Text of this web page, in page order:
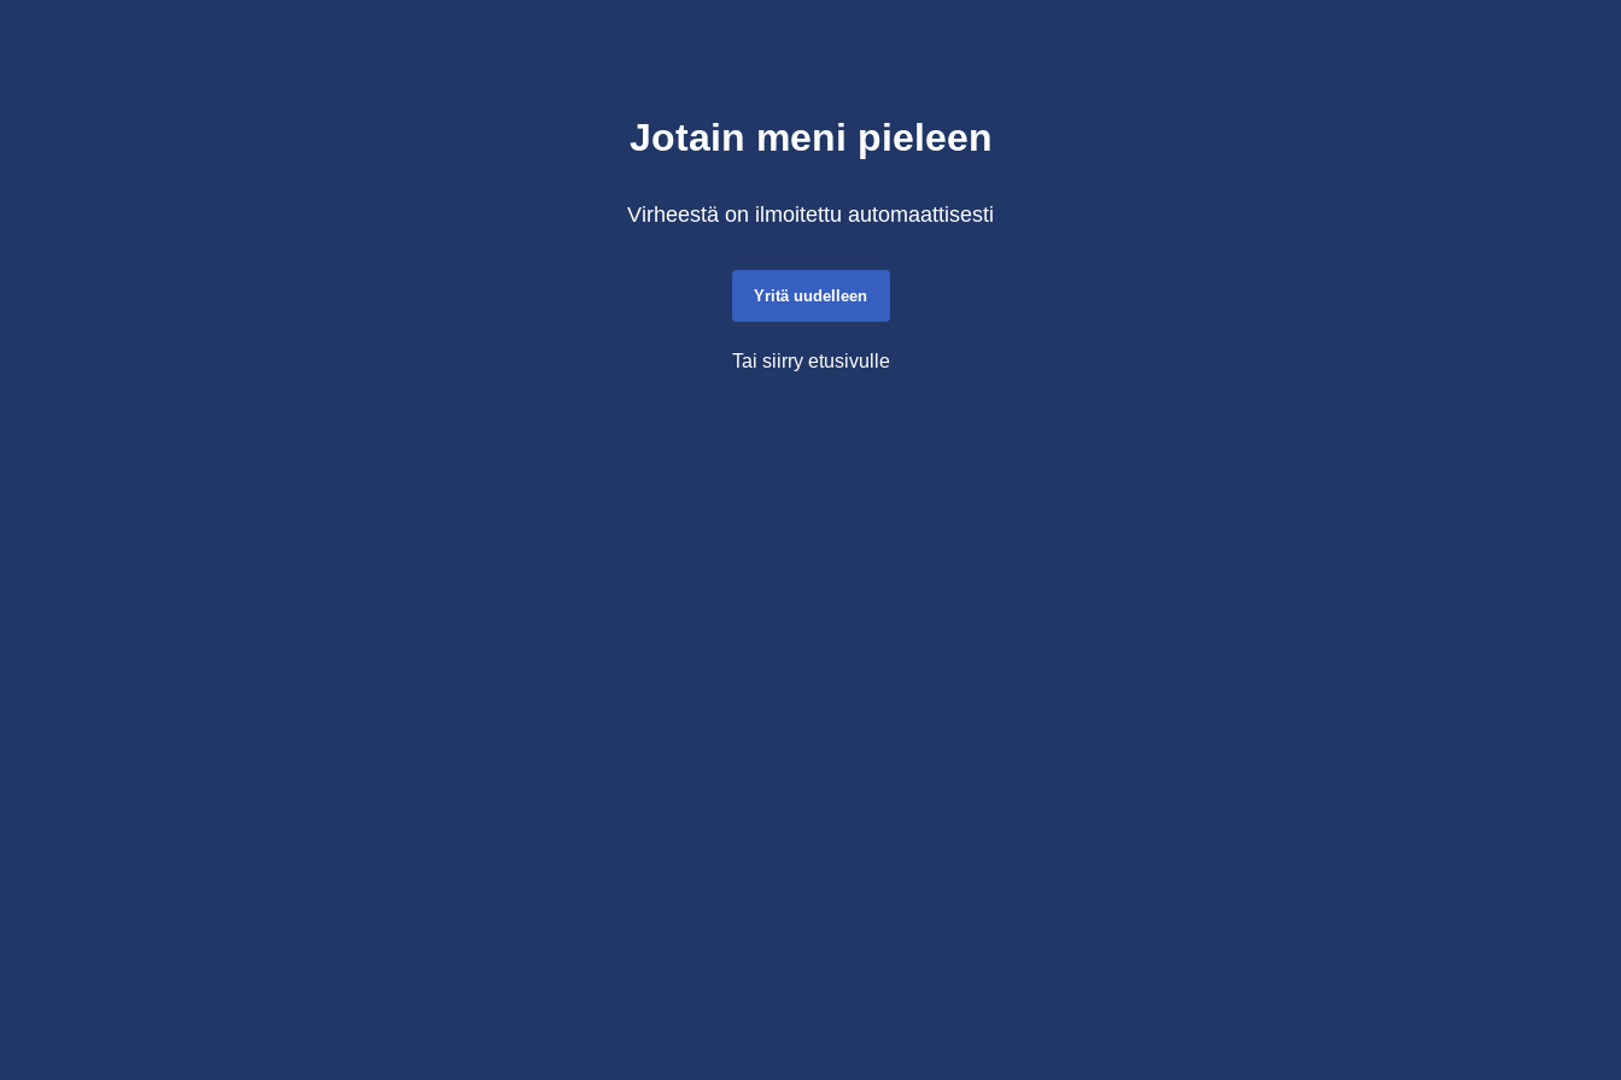
Jotain meni pieleen
Virheestä on ilmoitettu automaattisesti
Yritä uudelleen
Tai siirry etusivulle